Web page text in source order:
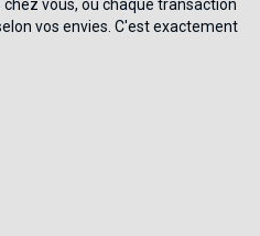
vous, où chaque transaction
vos envies. C'est exactement